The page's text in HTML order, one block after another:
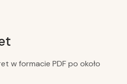
w formacie PDF po około